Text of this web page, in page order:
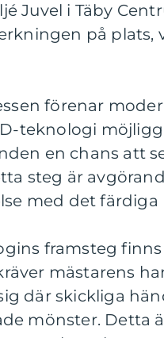
Juvel i Täby
på
förenar
teknologi
en chans att
steg är
med det färdiga
framsteg
mästarens
där skickliga
mönster. Detta